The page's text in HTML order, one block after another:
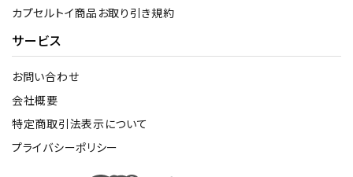
カプセルトイ商品お取り引き規約
サービス
お問い合わせ
会社概要
特定商取引法表示について
プライバシーポリシー